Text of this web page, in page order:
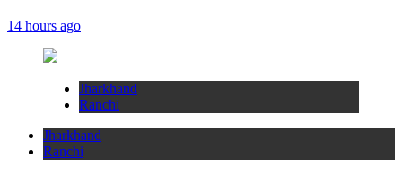
14 hours ago
Jharkhand
Ranchi
Jharkhand
Ranchi